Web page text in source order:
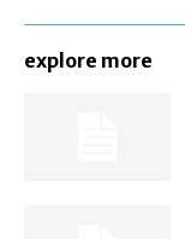
explore more